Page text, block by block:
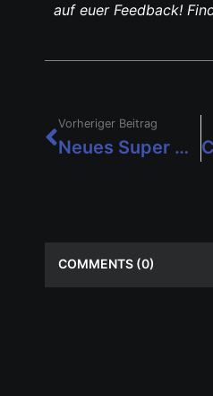
auf euer Feedback!
Vorheriger Beitrag
Neues Super Bomberman R-Update bringt neue Charaktere und weitere Inhalte
COMMENTS (0)